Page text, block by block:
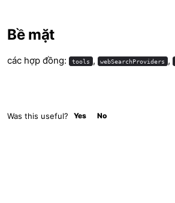
Bề mặt
các hợp đồng: tools , webSearchProviders ,
Was this useful? Yes No